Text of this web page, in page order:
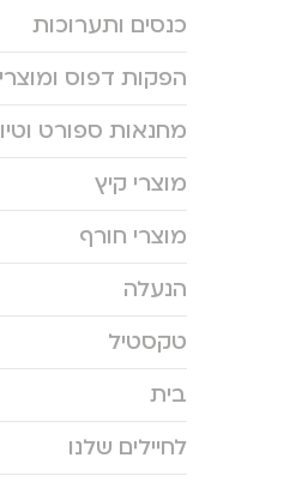
כנסים ותערוכות
הפקות דפוס ומוצרי
מחנאות ספורט
מוצרי קיץ
מוצרי חורף
הנעלה
טקסטיל
בית
לחיילים שלנו